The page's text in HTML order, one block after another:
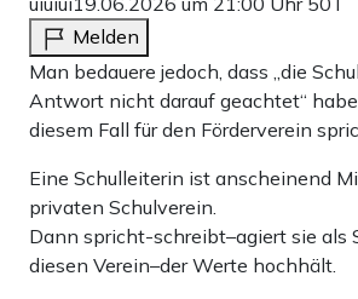
Melden
Man bedauere jedoch, dass „die
Antwort nicht darauf geachtet“
diesem Fall für den Förderverein
Eine Schulleiterin ist anscheinend
privaten Schulverein.
Dann spricht-schreibt–agiert sie als
diesen Verein–der Werte hochhält.